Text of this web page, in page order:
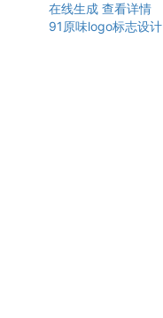
在线生成 查看详情
91原味logo标志设计